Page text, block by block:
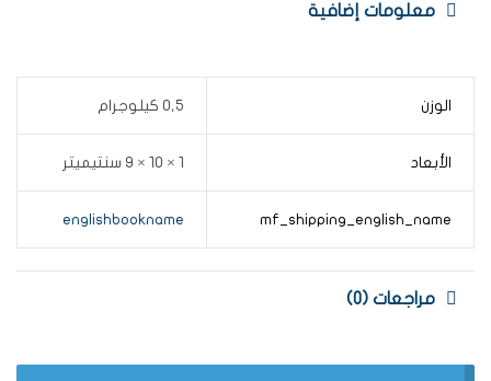
معلومات إضافية
الوزن 0,5 كيلوجرام
الأبعاد 1 × 10 × 9 سنتيميتر
mf_shipping_english_name
englishbookname
مراجعات (0)